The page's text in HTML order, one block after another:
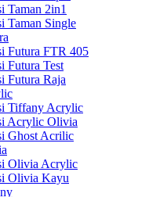
Taman 2in1
Taman Single
Futura FTR 405
Futura Test
Futura Raja
Tiffany Acrylic
Acrylic Olivia
Ghost Acrilic
Olivia Acrylic
Olivia Kayu